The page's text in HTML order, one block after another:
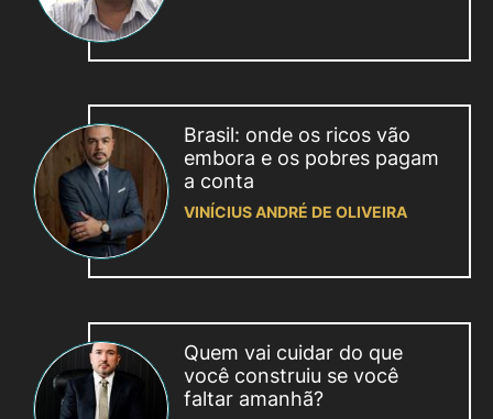
Brasil: onde os ricos vão
embora e os pobres pagam
a conta
VINÍCIUS ANDRÉ DE OLIVEIRA
Quem vai cuidar do que
você construiu se você
faltar amanhã?